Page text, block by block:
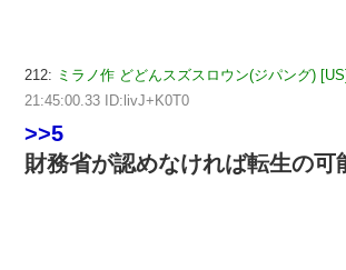
212: ミラノ作 どどんスズスロウン(ジパング)
21:45:00.33 ID:livJ+K0T0
>>5
財務省が認めなければ転生の